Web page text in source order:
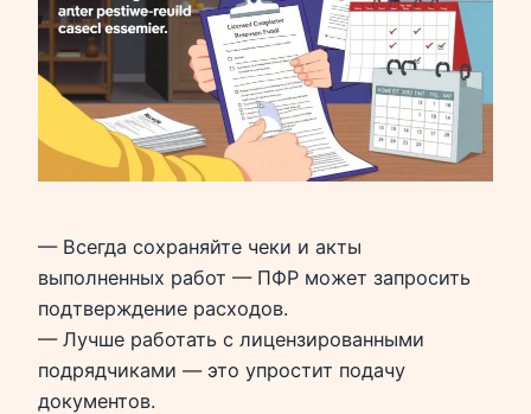
— Всегда сохраняйте чеки и акты
выполненных работ — ПФР может запросить
подтверждение расходов.
— Лучше работать с лицензированными
подрядчиками — это упростит подачу
документов.